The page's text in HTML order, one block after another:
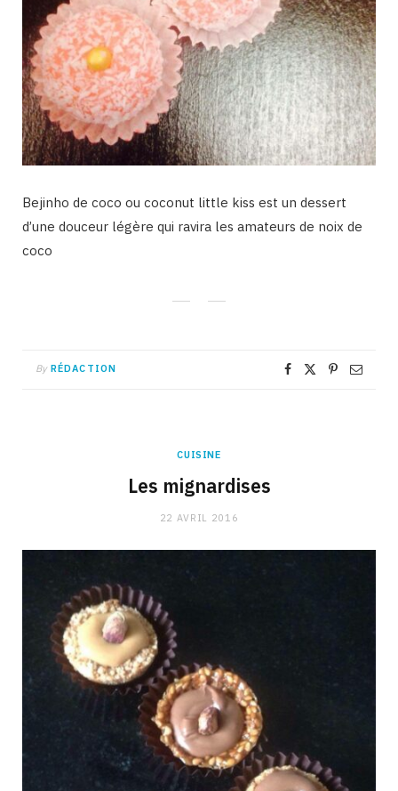
Bejinho de coco ou coconut little kiss est un dessert
d’une douceur légère qui ravira les amateurs de noix de
coco
By RÉDACTION
CUISINE
Les mignardises
22 AVRIL 2016